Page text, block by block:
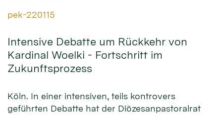
Von:
pek-220115
Intensive Debatte um Rückkehr von
Kardinal Woelki - Fortschritt im
Zukunftsprozess
Köln. In einer intensiven, teils kontrovers
geführten Debatte hat der Diözesanpastoralrat